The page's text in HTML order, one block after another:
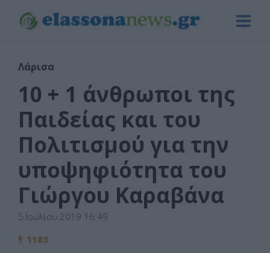
Λάρισα
10 + 1 άνθρωποι της
Παιδείας και του
Πολιτισμού για την
υποψηφιότητα του
Γιώργου Καραβάνα
5 Ιουλίου 2019 16:49
1183